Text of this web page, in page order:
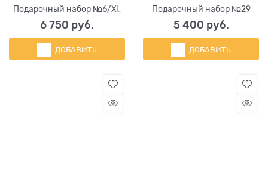
Подарочный набор №6/XL
6 750 руб.
ДОБАВИТЬ
Подарочный набор №29
5 400 руб.
ДОБАВИТЬ